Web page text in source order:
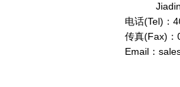
电话(Tel)：
传真(Fax)
Email：